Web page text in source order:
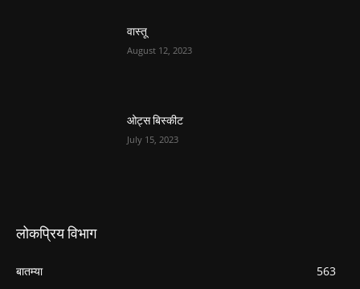
वास्तू
August 12, 2023
ओट्स बिस्कीट
July 15, 2023
लोकप्रिय विभाग
बातम्या
563